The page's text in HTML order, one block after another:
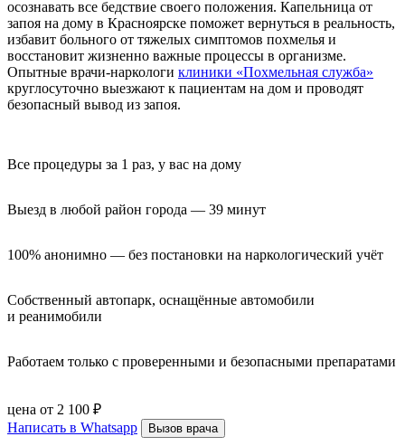
осознавать все бедствие своего положения. Капельница от
запоя на дому в Красноярске поможет вернуться в реальность,
избавит больного от тяжелых симптомов похмелья и
восстановит жизненно важные процессы в организме.
Опытные врачи-наркологи клиники «Похмельная служба»
круглосуточно выезжают к пациентам на дом и проводят
безопасный вывод из запоя.
Все процедуры за 1 раз, у вас на дому
Выезд в любой район города — 39 минут
100% анонимно — без постановки на наркологический учёт
Собственный автопарк, оснащённые автомобили
и реанимобили
Работаем только с проверенными и безопасными препаратами
цена от 2 100 ₽
Написать в Whatsapp
Вызов врача